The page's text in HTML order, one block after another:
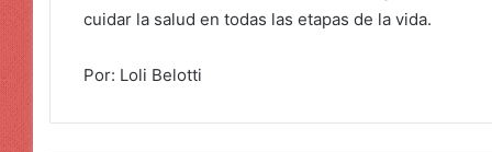
cuidar la salud en todas las etapas de la vida.
Por: Loli Belotti